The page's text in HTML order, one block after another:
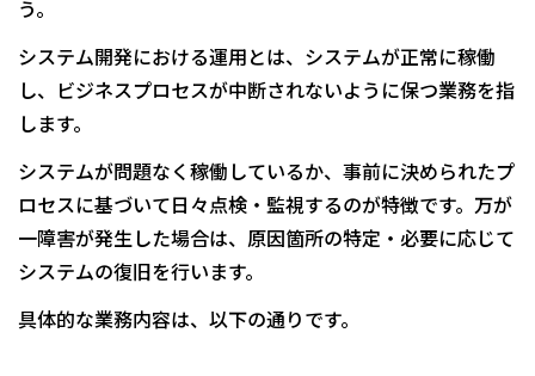
う。
システム開発における運用とは、システムが正常に稼働
し、ビジネスプロセスが中断されないように保つ業務を指
します。
システムが問題なく稼働しているか、事前に決められたプ
ロセスに基づいて日々点検・監視するのが特徴です。万が
一障害が発生した場合は、原因箇所の特定・必要に応じて
システムの復旧を行います。
具体的な業務内容は、以下の通りです。